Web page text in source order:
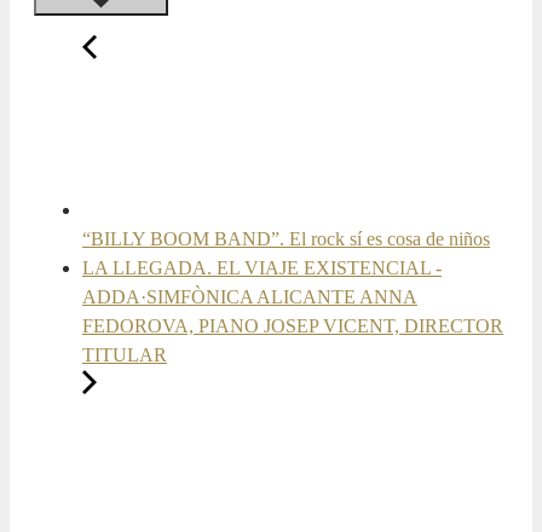
“BILLY BOOM BAND”. El rock sí es cosa de niños
LA LLEGADA. EL VIAJE EXISTENCIAL -
ADDA·SIMFÒNICA ALICANTE ANNA
FEDOROVA, PIANO JOSEP VICENT, DIRECTOR
TITULAR